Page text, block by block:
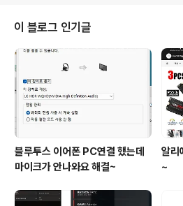
이 블로그 인기글
블루투스 이어폰 PC연결 했는데
마이크가 안나와요 해결~
알리
~